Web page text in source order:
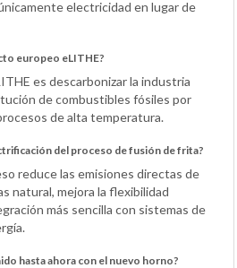
electricidad en lugar de
europeo eLITHE?
es descarbonizar la industria
de combustibles fósiles por
de alta temperatura.
del proceso de fusión de frita?
reduce las emisiones directas de
natural, mejora la flexibilidad
más sencilla con sistemas de
hasta ahora con el nuevo horno?